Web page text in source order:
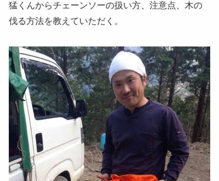
猛くんからチェーンソーの扱い方、注意点、木の
伐る方法を教えていただく。